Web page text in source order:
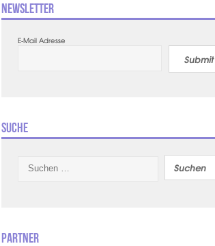
Newsletter
E-Mail Adresse
Submit
Suche
nach:
Partner